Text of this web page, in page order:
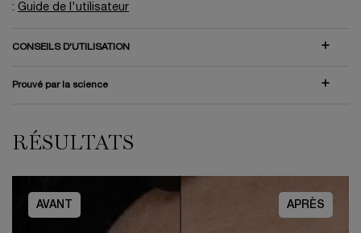
: Guide de l'utilisateur
CONSEILS D'UTILISATION
Prouvé par la science
Résultats
RÉSULTATS
APRÈS
AVANT